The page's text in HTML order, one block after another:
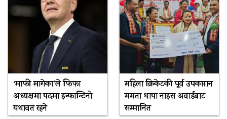
‘माफी मागेका’ले फिफा
अध्यक्षमा पदमा इन्फान्टिनो
यथावत रहने
महिला क्रिकेटकी पूर्व उपकप्तान
ममता थापा नाइस अवार्डबाट
सम्मानित